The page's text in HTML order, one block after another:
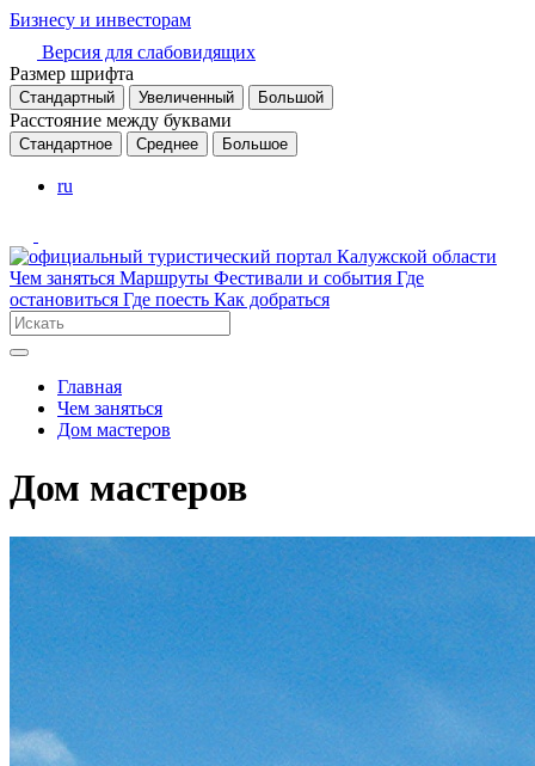
Бизнесу и инвесторам
Версия для слабовидящих
Размер шрифта
Стандартный Увеличенный Большой
Расстояние между буквами
Стандартное Среднее Большое
ru
Чем заняться Маршруты Фестивали и события Где
остановиться Где поесть Как добраться
Главная
Чем заняться
Дом мастеров
Дом мастеров